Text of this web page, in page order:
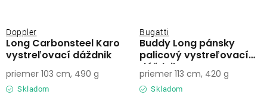
Long Carbonsteel Karo
vystreľovací dáždnik
Doppler
Skladom
priemer 103 cm, 490 g
Buddy Long pánsky
palicový vystreľovací
dáždnik
Bugatti
Skladom
priemer 113 cm, 420 g